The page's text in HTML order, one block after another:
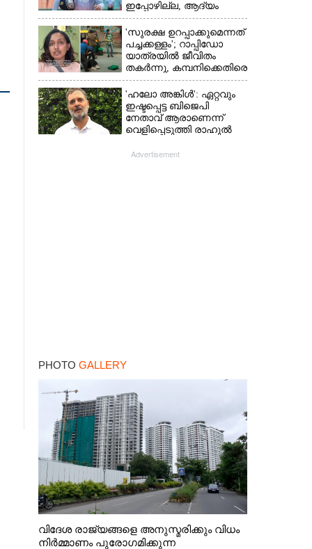
ഇപ്പോഴില്ല, ആദ്യം
എല്ലാം പഠിക്കട്ടെ';
നിർദേശവുമായി മുൻ
ക്രിക്കറ്റ് താരം
'സുരക്ഷ ഉറപ്പാക്കുമെന്നത്
പച്ചക്കള്ളം'; റാപ്പിഡോ
യാത്രയിൽ ജീവിതം
തകർന്നു, കമ്പനിക്കെതിരെ
പരാതിയുമായി യുവതി
'ഹലോ അങ്കിൾ': ഏറ്റവും
ഇഷ്ടപ്പെട്ട ബിജെപി
നേതാവ് ആരാണെന്ന്
വെളിപ്പെടുത്തി രാഹുൽ
Advertisement
PHOTO GALLERY
വിദേശ രാജ്യങ്ങളെ അനുസ്മരിക്കും വിധം
നിർമ്മാണം പുരോഗമിക്കുന്ന